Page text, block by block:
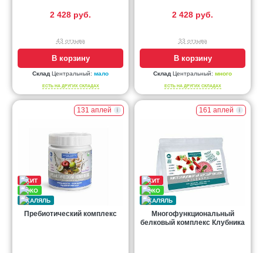
2 428 руб.
43 отзыва
В корзину
Склад Центральный: мало
ЕСТЬ НА ДРУГИХ СКЛАДАХ
2 428 руб.
33 отзыва
В корзину
Склад Центральный: много
ЕСТЬ НА ДРУГИХ СКЛАДАХ
131 аплей
Пребиотический комплекс
161 аплей
Многофункциональный
белковый комплекс Клубника